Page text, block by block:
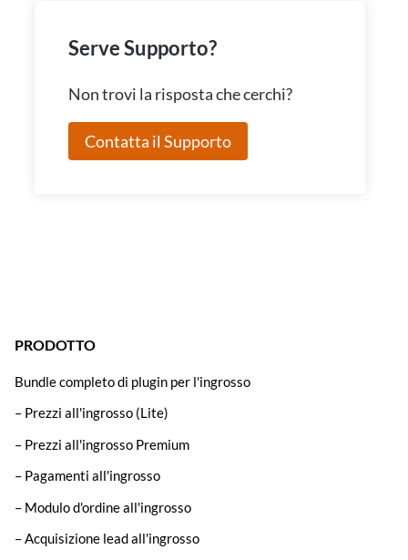
Serve Supporto?
Non trovi la risposta che cerchi?
Contatta il Supporto
PRODOTTO
Bundle completo di plugin per l'ingrosso
– Prezzi all'ingrosso (Lite)
– Prezzi all'ingrosso Premium
– Pagamenti all'ingrosso
– Modulo d'ordine all'ingrosso
– Acquisizione lead all'ingrosso